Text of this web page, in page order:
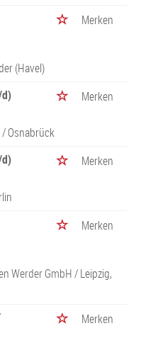
Merken
(Havel)
Merken
/ Osnabrück
Merken
Merken
Werder GmbH/ Leipzig,
Merken